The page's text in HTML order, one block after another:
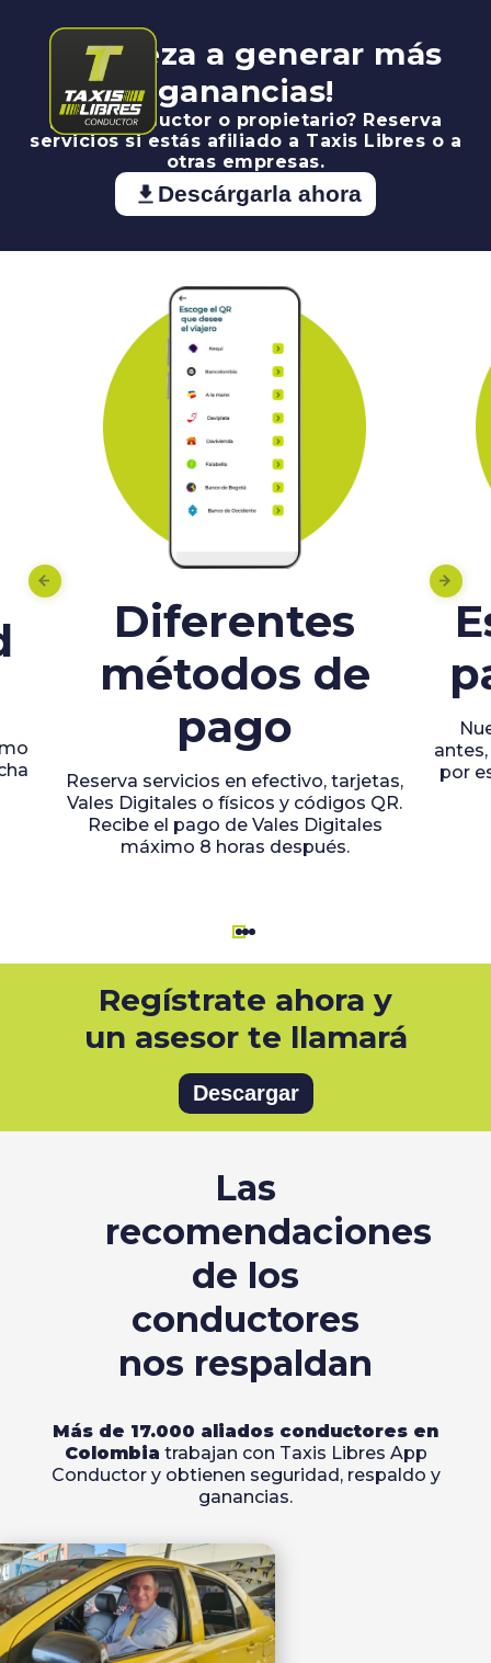
¡Empieza a generar más
ganancias!
¿Eres conductor o propietario? Reserva
servicios si estás afiliado a Taxis Libres o a
otras empresas.
Descárgarla ahora
Diferentes
métodos de
pago
Reserva servicios en efectivo, tarjetas,
Vales Digitales o físicos y códigos QR.
Recibe el pago de Vales Digitales
máximo 8 horas después.
por
Regístrate ahora y
un asesor te llamará
Descargar
Las
recomendaciones
de los
conductores
nos respaldan
Más de 17.000 aliados conductores en
Colombia trabajan con Taxis Libres App
Conductor y obtienen seguridad, respaldo y
ganancias.